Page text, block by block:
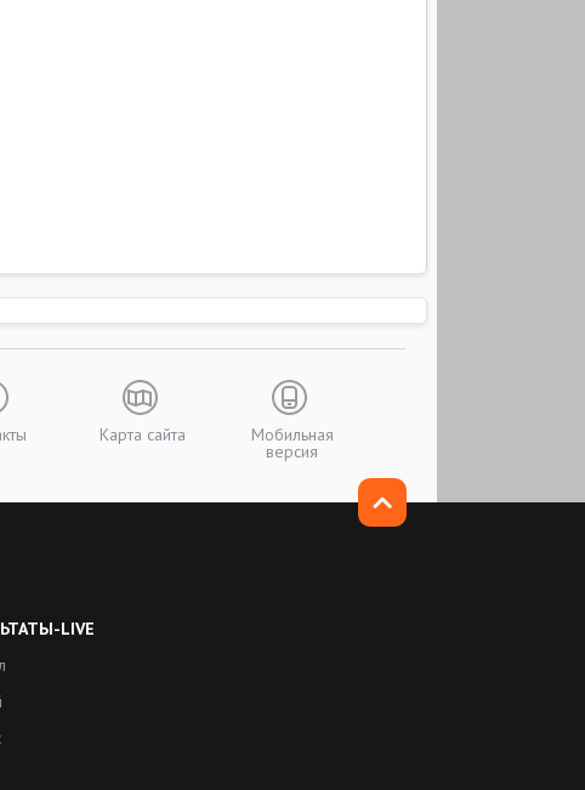
Карта сайта Мобильная
версия
LIVE